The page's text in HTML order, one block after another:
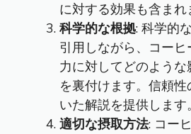
に対する効果も含まれ
科学的な根拠: 科学的
引用しながら、コー
力に対してどのよう
を裏付けます。信頼
いた解説を提供します。
適切な摂取方法: コー